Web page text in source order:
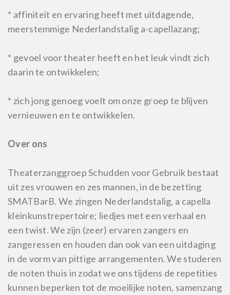
* affiniteit en ervaring heeft met uitdagende,
meerstemmige Nederlandstalig a-capellazang;
* gevoel voor theater heeft en het leuk vindt zich
daarin te ontwikkelen;
* zich jong genoeg voelt om onze groep te blijven
vernieuwen en te ontwikkelen.
Over ons
Theaterzanggroep Schudden voor Gebruik bestaat
uit zes vrouwen en zes mannen, in de bezetting
SMATBarB. We zingen Nederlandstalig, a capella
kleinkunstrepertoire; liedjes met een verhaal en
een twist. We zijn (zeer) ervaren zangers en
zangeressen en houden dan ook van een uitdaging
in de vorm van pittige arrangementen. We studeren
de noten thuis in zodat we ons tijdens de repetities
kunnen beperken tot de moeilijke noten, samenzang